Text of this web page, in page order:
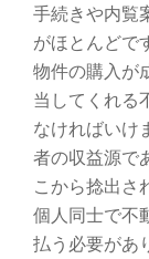
手続きや内覧
がほとんどで
物件の購入が
当してくれる
なければいけ
者の収益源で
こから捻出さ
個人同士で不
払う必要があ